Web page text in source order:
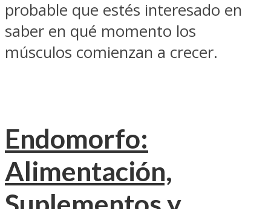
probable que estés interesado en
saber en qué momento los
músculos comienzan a crecer.
Endomorfo:
Alimentación,